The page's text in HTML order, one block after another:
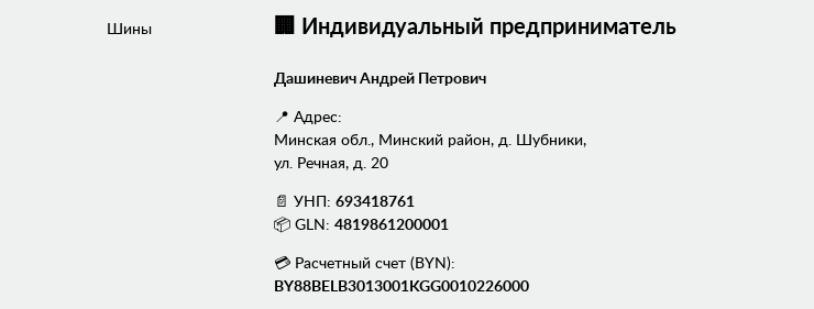
Шины 🏢 Индивидуальный предприниматель
Дашиневич Андрей Петрович
📍 Адрес:
Минская обл., Минский район, д. Шубники,
ул. Речная, д. 20
📄 УНП: 693418761
📦 GLN: 4819861200001
💳 Расчетный счет (BYN):
BY88BELB3013001KGG0010226000